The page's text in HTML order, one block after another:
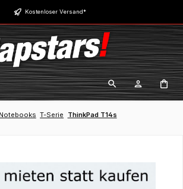
Kostenloser Versand*
Notebooks T-Serie ThinkPad T14s